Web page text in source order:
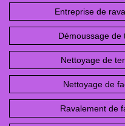
Entreprise de
Démoussage de
Nettoyage de
Nettoyage de
Ravalement de